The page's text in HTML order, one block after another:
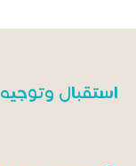
استقبال وتوجيه